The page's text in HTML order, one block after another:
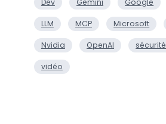
LLM MCP Microsoft
Nvidia OpenAI sécurité
vidéo